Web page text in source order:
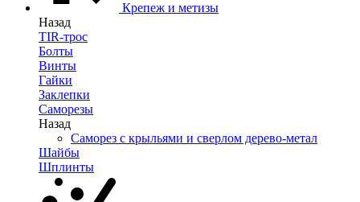
Крепеж и метизы
Назад
TIR-трос
Болты
Винты
Гайки
Заклепки
Саморезы
Назад
Саморез с крыльями и сверлом дерево-метал
Шайбы
Шплинты